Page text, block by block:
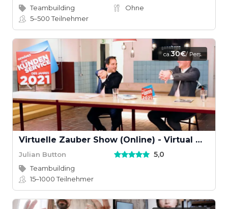
Teambuilding
Ohne
5–500Teilnehmer
ca.30€/ Pers.
Virtuelle Zauber Show (Online) - Virtual Magic Show
Julian Button 5,0
Teambuilding
15–1000Teilnehmer